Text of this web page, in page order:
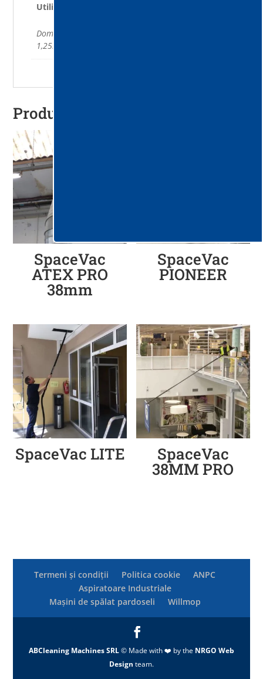
Utilizare
Domestic și comercial. Inaltimea tubulaturii 3 x
1,25m.
Produse similare
SpaceVac
ATEX PRO
38mm
SpaceVac
PIONEER
SpaceVac LITE SpaceVac
38MM PRO
Termeni și condiții Politica cookie
ANPC
Aspiratoare Industriale
Mașini de spălat pardoseli
Willmop
ABCleaning Machines SRL© Made with ❤️ by the NRGO Web
Design team.